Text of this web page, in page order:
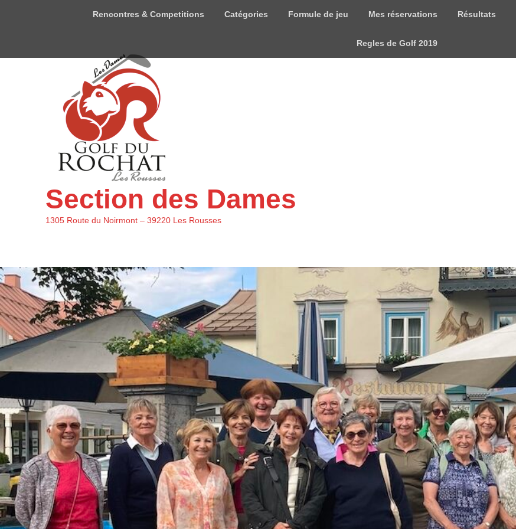
Rencontres & Competitions Catégories Formule de jeu Mes réservations Résultats
Regles de Golf 2019
Section des Dames
1305 Route du Noirmont – 39220 Les Rousses